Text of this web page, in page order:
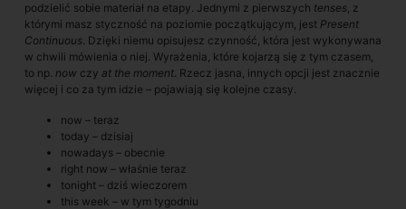
podzielić sobie materiał na etapy. Jednymi z pierwszych tenses, z
którymi masz styczność na poziomie początkującym, jest Present
Continuous. Dzięki niemu opisujesz czynność, która jest wykonywana
w chwili mówienia o niej. Wyrażenia, które kojarzą się z tym czasem,
to np. now czy at the moment. Rzecz jasna, innych opcji jest znacznie
więcej i co za tym idzie – pojawiają się kolejne czasy.
now – teraz
today – dzisiaj
nowadays – obecnie
right now – właśnie teraz
tonight – dziś wieczorem
this week – w tym tygodniu